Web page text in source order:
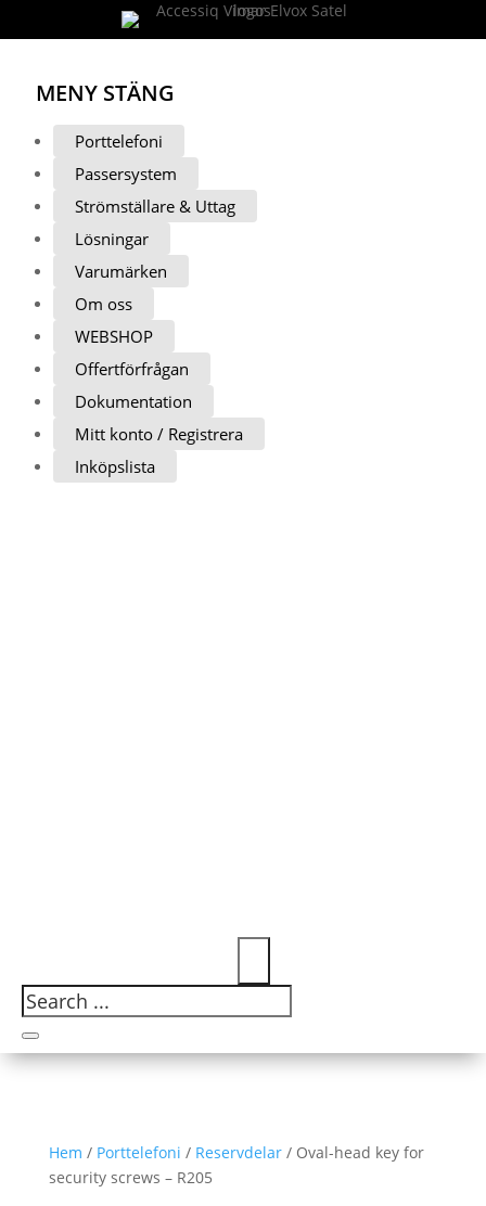
MENY STÄNG
Porttelefoni
Passersystem
Strömställare & Uttag
Lösningar
Varumärken
Om oss
WEBSHOP
Offertförfrågan
Dokumentation
Mitt konto / Registrera
Inköpslista
Hem / Porttelefoni / Reservdelar/ Oval-head key for
security screws – R205